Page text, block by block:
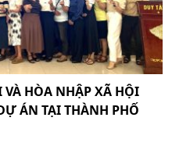
HÒA NHẬP XÃ HỘI
ÁN TẠI THÀNH PHỐ